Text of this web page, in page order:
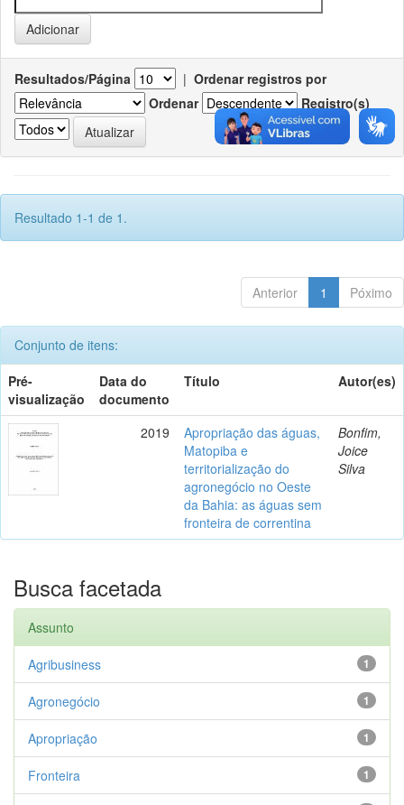
Resultados/Página | Ordenar registros por
Ordenar
Registro(s)
Resultado 1-1 de 1.
Anterior 1 Póximo
Conjunto de itens:
Pré-
visualização
Data do
documento
Título Autor(es)
2019
Apropriação das águas,
Matopiba e
territorialização do
agronegócio no Oeste
da Bahia: as águas sem
fronteira de correntina
Bonfim,
Joice
Silva
Busca facetada
Assunto
1
Agribusiness
1
Agronegócio
1
Apropriação
1
Fronteira